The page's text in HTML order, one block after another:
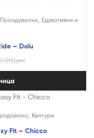
Проодувалки
Едукативни и
– Dolu
ден
Кенгури
Fit – Chicco